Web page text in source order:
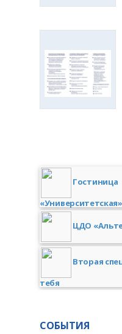
Гостиница
«Университетская»
ЦДО
Вторая
тебя
СОБЫТИЯ